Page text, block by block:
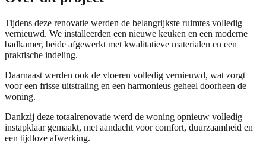
Tijdens deze renovatie werden de belangrijkste ruimtes volledig
vernieuwd. We installeerden een nieuwe keuken en een moderne
badkamer, beide afgewerkt met kwalitatieve materialen en een
praktische indeling.
Daarnaast werden ook de vloeren volledig vernieuwd, wat zorgt
voor een frisse uitstraling en een harmonieus geheel doorheen de
woning.
Dankzij deze totaalrenovatie werd de woning opnieuw volledig
instapklaar gemaakt, met aandacht voor comfort, duurzaamheid en
een tijdloze afwerking.